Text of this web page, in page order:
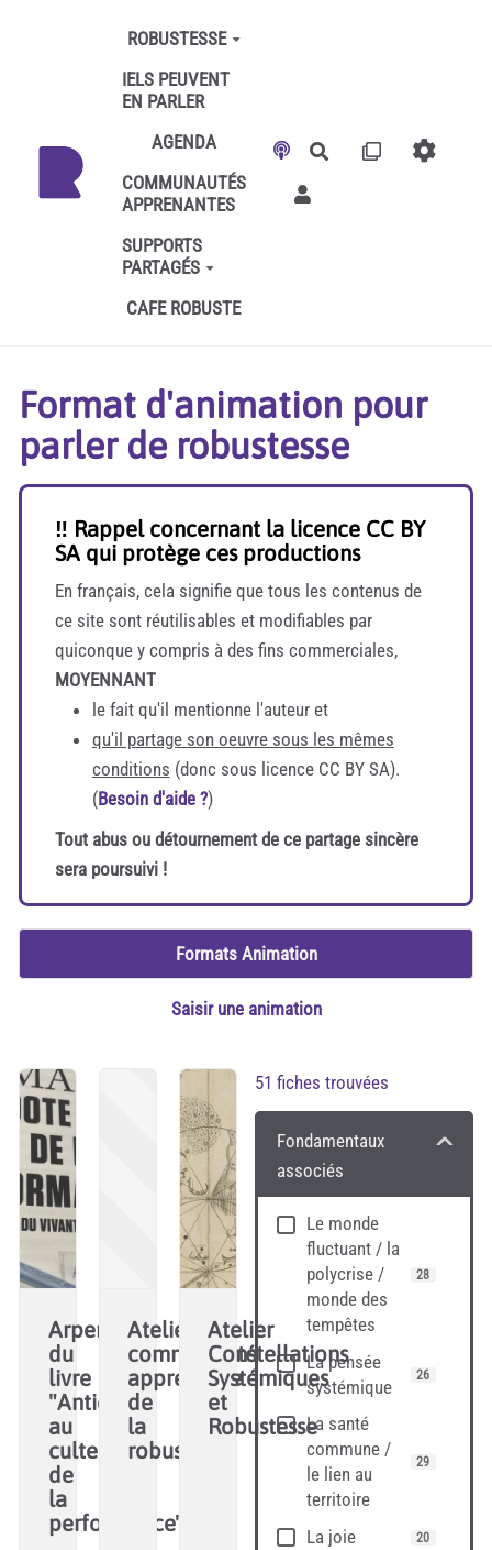
Aller au contenu principal
ROBUSTESSE
IELS PEUVENT
EN PARLER
AGENDA
COMMUNAUTÉS
APPRENANTES
SUPPORTS
PARTAGÉS
CAFE ROBUSTE
Rechercher
Format d'animation pour
parler de robustesse
‼️ Rappel concernant la licence CC BY
SA qui protège ces productions
En français, cela signifie que tous les contenus de
ce site sont réutilisables et modifiables par
quiconque y compris à des fins commerciales,
MOYENNANT
le fait qu'il mentionne l'auteur et
qu'il partage son oeuvre sous les mêmes
conditions (donc sous licence CC BY SA).
(Besoin d'aide ?)
Tout abus ou détournement de ce partage sincère
sera poursuivi !
Formats Animation
Saisir une animation
51 fiches trouvées
Fondamentaux
associés
Le monde
fluctuant / la
polycrise /
monde des
tempêtes
28
La pensée
systémique
26
La santé
commune /
le lien au
territoire
29
La joie 20
Arpentage
du
livre
"Antidote
au
culte
de
la
performance"
Atelier
communauté
apprenante
de
la
robustesse
Atelier
Constellations
Systémiques
et
Robustesse